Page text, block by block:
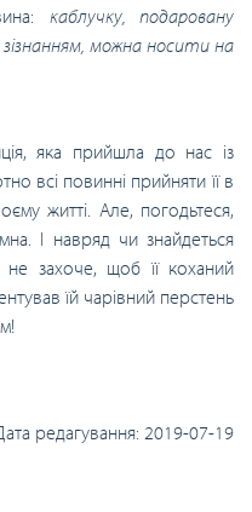
каблучку, подаровану
можна носити на
яка прийшла до нас із
всі повинні прийняти її в
житті. Але, погодьтеся,
І навряд чи знайдеться
не захоче, щоб її коханий
їй чарівний перстень
редагування: 2019-07-19